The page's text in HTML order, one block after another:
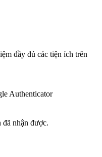
đầy đủ các tiện ích trên
Authenticator
đã nhận được.